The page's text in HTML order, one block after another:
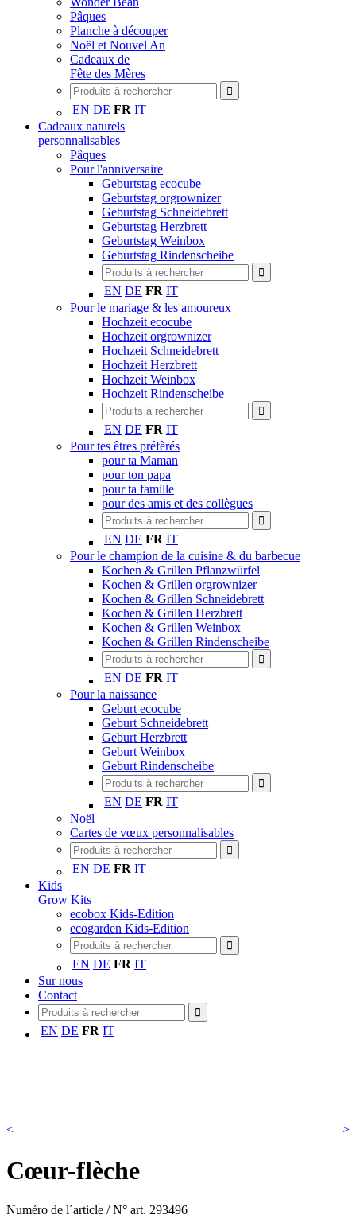
Pâques
Planche à découper
Noël et Nouvel An
Cadeaux de
Fête des Mères
EN DE FR IT
Cadeaux naturels
personnalisables
Pâques
Pour l'anniversaire
Geburtstag ecocube
Geburtstag orgrownizer
Geburtstag Schneidebrett
Geburtstag Herzbrett
Geburtstag Weinbox
Geburtstag Rindenscheibe
EN DE FR IT
Pour le mariage & les amoureux
Hochzeit ecocube
Hochzeit orgrownizer
Hochzeit Schneidebrett
Hochzeit Herzbrett
Hochzeit Weinbox
Hochzeit Rindenscheibe
EN DE FR IT
Pour tes êtres préfèrés
pour ta Maman
pour ton papa
pour ta famille
pour des amis et des collègues
EN DE FR IT
Pour le champion de la cuisine & du barbecue
Kochen & Grillen Pflanzwürfel
Kochen & Grillen orgrownizer
Kochen & Grillen Schneidebrett
Kochen & Grillen Herzbrett
Kochen & Grillen Weinbox
Kochen & Grillen Rindenscheibe
EN DE FR IT
Pour la naissance
Geburt ecocube
Geburt Schneidebrett
Geburt Herzbrett
Geburt Weinbox
Geburt Rindenscheibe
EN DE FR IT
Noël
Cartes de vœux personnalisables
EN DE FR IT
Kids
Grow Kits
ecobox Kids-Edition
ecogarden Kids-Edition
EN DE FR IT
Sur nous
Contact
EN DE FR IT
< >
Cœur-flèche
Numéro de l´article / N° art. 293496